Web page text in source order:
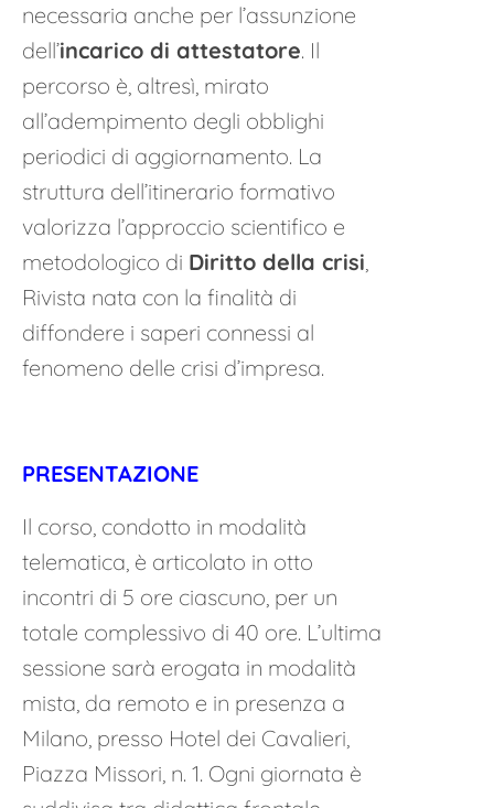
necessaria anche per l’assunzione
dell’incarico di attestatore. Il
percorso è, altresì, mirato
all’adempimento degli obblighi
periodici di aggiornamento. La
struttura dell’itinerario formativo
valorizza l’approccio scientifico e
metodologico di Diritto della crisi,
Rivista nata con la finalità di
diffondere i saperi connessi al
fenomeno delle crisi d’impresa.
PRESENTAZIONE
Il corso, condotto in modalità
telematica, è articolato in otto
incontri di 5 ore ciascuno, per un
totale complessivo di 40 ore. L’ultima
sessione sarà erogata in modalità
mista, da remoto e in presenza a
Milano, presso Hotel dei Cavalieri,
Piazza Missori, n. 1. Ogni giornata è